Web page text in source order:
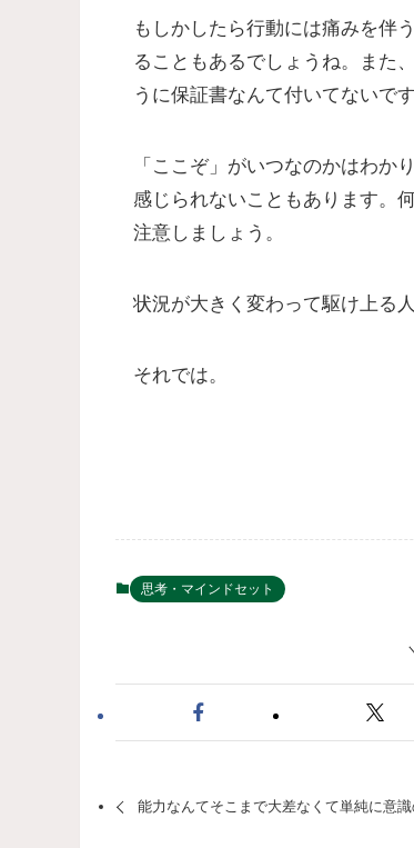
もしかしたら行動には痛みを伴
ることもあるでしょうね。また
うに保証書なんて付いてないです
「ここぞ」がいつなのかはわか
感じられないこともあります。
注意しましょう。
状況が大きく変わって駆け上る
それでは。
思考・マインドセット
能力なんてそこまで大差なくて単純に意